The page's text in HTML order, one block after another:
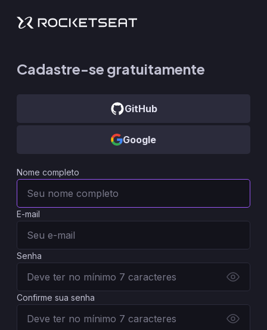
Cadastre-se gratuitamente
GitHub
Google
Nome completo
E-mail
Senha
Confirme sua senha